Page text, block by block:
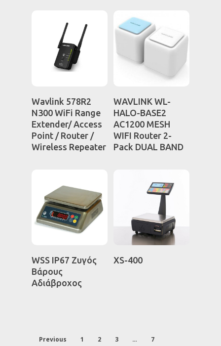
Διαβάστε
Περισσότερα
Wavlink 578R2
N300 WiFi Range
Extender/ Access
Point / Router /
Wireless Repeater
Περισσότερα
WAVLINK WL-
HALO-BASE2
AC1200 MESH
WIFI Router 2-
Pack DUAL BAND
Διαβάστε
Περισσότερα
WSS IP67 Ζυγός
Βάρους
Αδιάβροχος
Διαβάστε
XS-400
Previous 1 2 3 …
7
Εξοπλισμός γραφείου
Επαγγελματικός